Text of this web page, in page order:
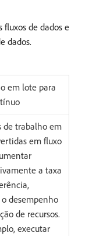
fluxos de dados e
dados.
em lote para
de trabalho em
em fluxo
a taxa
desempenho
de recursos.
executar